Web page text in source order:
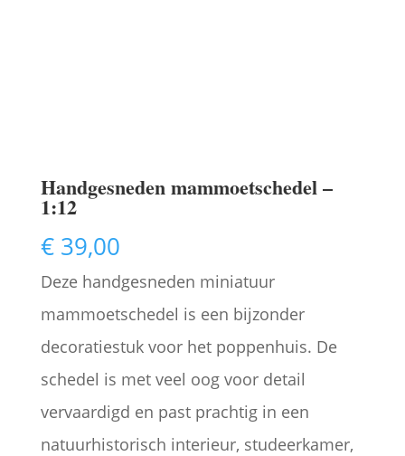
Handgesneden mammoetschedel –
1:12
€39,00
Deze handgesneden miniatuur
mammoetschedel is een bijzonder
decoratiestuk voor het poppenhuis. De
schedel is met veel oog voor detail
vervaardigd en past prachtig in een
natuurhistorisch interieur, studeerkamer,